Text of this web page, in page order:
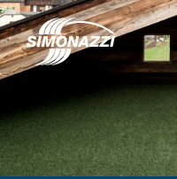
Skip
to
content